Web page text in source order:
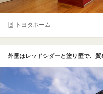
トヨタホーム